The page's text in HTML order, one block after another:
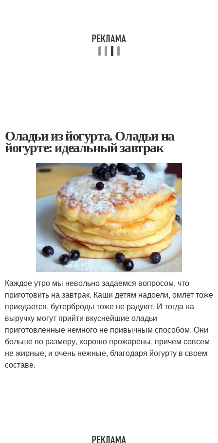
Оладьи из йогурта. Оладьи на
йогурте: идеальный завтрак
Каждое утро мы невольно задаемся вопросом, что
приготовить на завтрак. Каши детям надоели, омлет тоже
приедается, бутерброды тоже не радуют. И тогда на
выручку могут прийти вкуснейшие оладьи
приготовленные немного не привычным способом. Они
больше по размеру, хорошо прожарены, причем совсем
не жирные, и очень нежные, благодаря йогурту в своем
составе.